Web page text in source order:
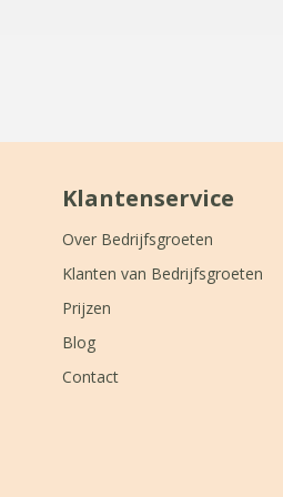
Klantenservice
Over Bedrijfsgroeten
Klanten van Bedrijfsgroeten
Prijzen
Blog
Contact